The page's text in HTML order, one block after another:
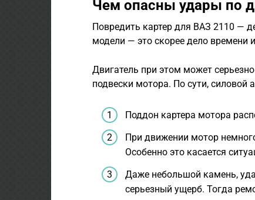
Чем опасны удары по
Повредить картер для ВАЗ 2110 —
модели — это скорее дело времени
Двигатель при этом может
подвески мотора. По сути, силовой
Поддон картера мотора
При движении мотор
Особенно это касается
Даже небольшой камень,
серьезный ущерб. Тогда